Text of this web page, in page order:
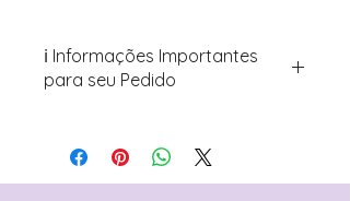
ℹ️ Informações Importantes
para seu Pedido
Avance para a página de checkout
(próximo passo após o carrinho)
Encontre o campo de "Notas do